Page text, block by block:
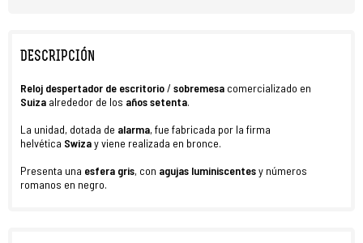
DESCRIPCIÓN
Reloj despertador de escritorio/sobremesa comercializado en
Suiza alrededor de los añossetenta.
La unidad, dotada de alarma, fue fabricada por la firma
helvética Swizayviene realizada en bronce.
Presenta una esfera gris, con agujas luminiscentesy números
romanos en negro.